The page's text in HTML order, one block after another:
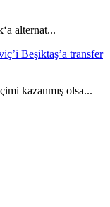
alternat...
Beşiktaş’a transfer
kazanmış olsa...